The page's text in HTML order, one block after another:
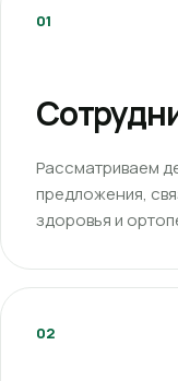
01
Рассматриваем
предложения,
здоровья и
02